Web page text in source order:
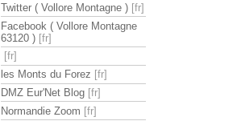
Twitter ( Vollore Montagne )
Facebook ( Vollore Montagne
63120 )
les Monts du Forez
DMZ Eur'Net Blog
Normandie Zoom